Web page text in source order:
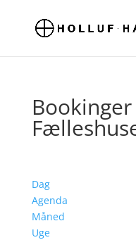
Dag
Agenda
Måned
Uge